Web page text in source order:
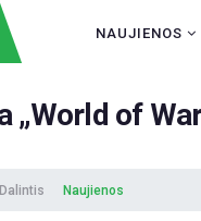
NAUJIENOS
„World of
Dalintis Naujienos